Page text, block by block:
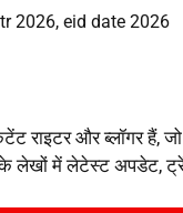
2026, eid date 2026
कंटेंट राइटर और
लेखों में लेटेस्ट अपडेट,